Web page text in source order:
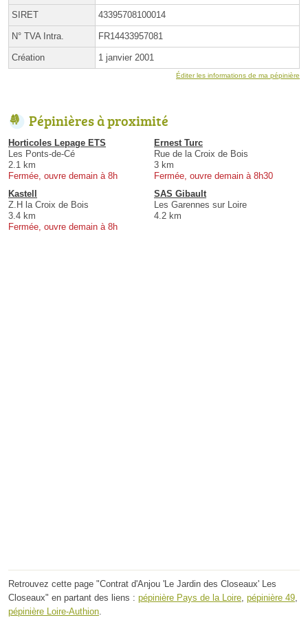
SIRET 43395708100014
N° TVA Intra. FR14433957081
Création 1 janvier 2001
Éditer les informations de ma pépinière
Pépinières à proximité
Horticoles Lepage ETS
Les Ponts-de-Cé
2.1 km
Fermée, ouvre demain à 8h
Ernest Turc
Rue de la Croix de Bois
3 km
Fermée, ouvre demain à 8h30
Kastell
Z.H la Croix de Bois
3.4 km
Fermée, ouvre demain à 8h
SAS Gibault
Les Garennes sur Loire
4.2 km
Retrouvez cette page "Contrat d'Anjou 'Le Jardin des Closeaux' Les
Closeaux" en partant des liens : pépinière Pays de la Loire pépinière 49
pépinière Loire-Authion